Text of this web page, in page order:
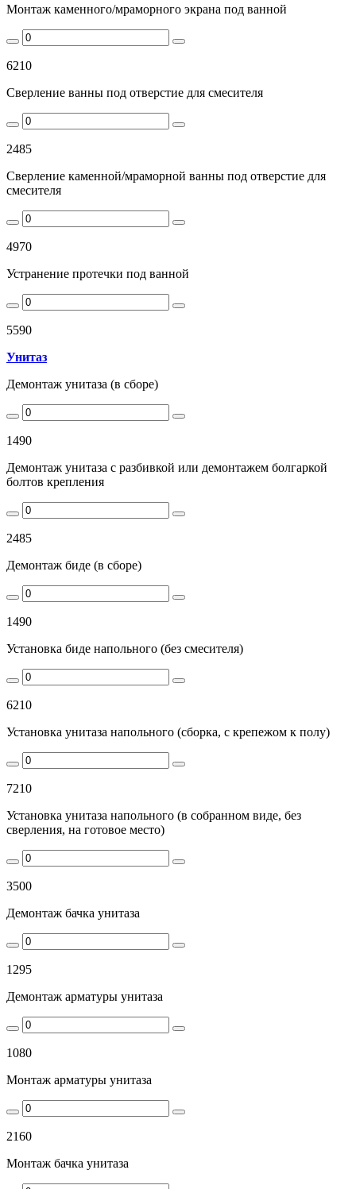
Монтаж каменного/мраморного экрана под ванной
6210
Сверление ванны под отверстие для смесителя
2485
Сверление каменной/мраморной ванны под отверстие для
смесителя
4970
Устранение протечки под ванной
5590
Унитаз
Демонтаж унитаза (в сборе)
1490
Демонтаж унитаза с разбивкой или демонтажем болгаркой
болтов крепления
2485
Демонтаж биде (в сборе)
1490
Установка биде напольного (без смесителя)
6210
Установка унитаза напольного (сборка, с крепежом к полу)
7210
Установка унитаза напольного (в собранном виде, без
сверления, на готовое место)
3500
Демонтаж бачка унитаза
1295
Демонтаж арматуры унитаза
1080
Монтаж арматуры унитаза
2160
Монтаж бачка унитаза